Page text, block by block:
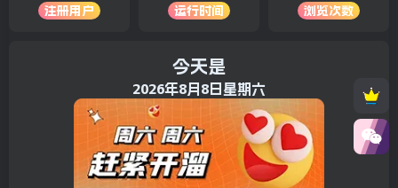
注册用户 运行时间 浏览次数
今天是
2026年8月8日星期六